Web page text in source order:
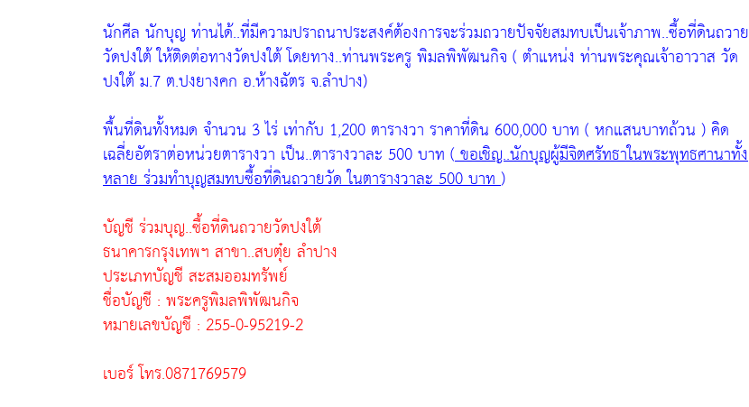
นักศีล นักบุญ ท่านได้..ที่มีความปราถนาประสงค์ต้องการจะร่วมถวายปัจจัยสมทบเป็นเจ้าภาพ..ซื้อที่ดินถวาย
วัดปงใต้ ให้ติดต่อทางวัดปงใต้ โดยทาง..ท่านพระครู พิมลพิพัฒนกิจ ( ตำแหน่ง ท่านพระคุณเจ้าอาวาส วัด
ปงใต้ ม.7 ต.ปงยางคก อ.ห้างฉัตร จ.ลำปาง)
พื้นที่ดินทั้งหมด จำนวน 3 ไร่ เท่ากับ 1,200 ตารางวา ราคาที่ดิน 600,000 บาท ( หกแสนบาทถ้วน ) คิด
เฉลี่ยอัตราต่อหน่วยตารางวา เป็น..ตารางวาละ 500 บาท (ขอเชิญ..นักบุญผู้มีจิตศรัทธาในพระพุทธศานาทั้ง
หลาย ร่วมทำบุญสมทบซื้อที่ดินถวายวัด ในตารางวาละ 500 บาท)
บัญชี ร่วมบุญ..ซื้อที่ดินถวายวัดปงใต้
ธนาคารกรุงเทพฯ สาขา..สบตุ๋ย ลำปาง
ประเภทบัญชี สะสมออมทรัพย์
ชื่อบัญชี : พระครูพิมลพิพัฒนกิจ
หมายเลขบัญชี : 255-0-95219-2
เบอร์ โทร.0871769579